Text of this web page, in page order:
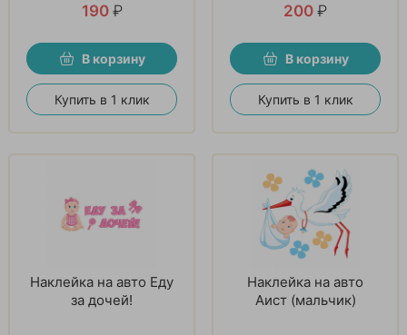
190 ₽
В корзину
Купить в 1 клик
200 ₽
В корзину
Купить в 1 клик
Наклейка на авто Еду
за дочей!
Наклейка на авто
Аист (мальчик)